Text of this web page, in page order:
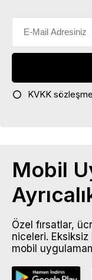
KVKK
Mobil
Özel fırsatlar,
niceleri.
mobil